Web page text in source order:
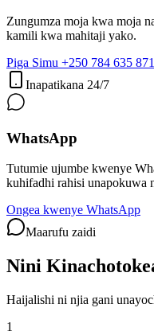
Zungumza moja kwa moja
kamili kwa mahitaji yako.
Piga Simu +250 784 635 871
Inapatikana 24/7
WhatsApp
Tutumie ujumbe kwenye
kuhifadhi rahisi unapokuwa
Ongea kwenye WhatsApp
Maarufu zaidi
Nini
Haijalishi ni njia gani
1